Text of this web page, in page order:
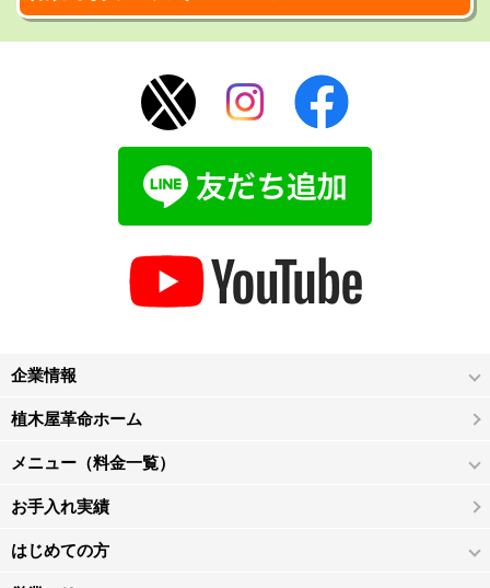
企業情報
植木屋革命ホーム
メニュー（料金一覧）
お手入れ実績
はじめての方